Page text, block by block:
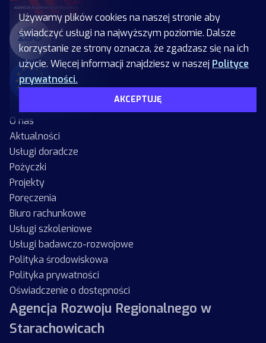
Używamy plików cookies na naszej stronie aby
świadczyć usługi na najwyższym poziomie. Dalsze
korzystanie ze strony oznacza, że zgadzasz się na ich
użycie. Więcej informacji znajdziesz w naszej Polityce
prywatności.
AKCEPTUJĘ
O nas
Aktualności
Usługi doradcze
Pożyczki
Projekty
Poręczenia
Biuro rachunkowe
Usługi szkoleniowe
Usługi badawczo-rozwojowe
Polityka środowiskowa
Polityka prywatności
Oświadczenie o dostępności
Agencja Rozwoju Regionalnego w
Starachowicach